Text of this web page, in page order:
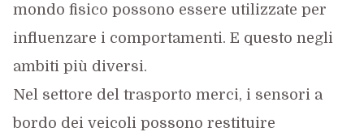
mondo fisico possono essere utilizzate per
influenzare i comportamenti. E questo negli
ambiti più diversi.
Nel settore del trasporto merci, i sensori a
bordo dei veicoli possono restituire